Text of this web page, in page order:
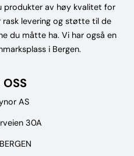
produkter av høy kvalitet for
levering og støtte til de
du måtte ha. Vi har også en
i Bergen.
AS
30A